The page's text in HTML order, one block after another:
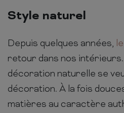
Style naturel
Depuis quelques années,
retour dans nos
décoration naturelle se
décoration. À la fois
matières au caractère